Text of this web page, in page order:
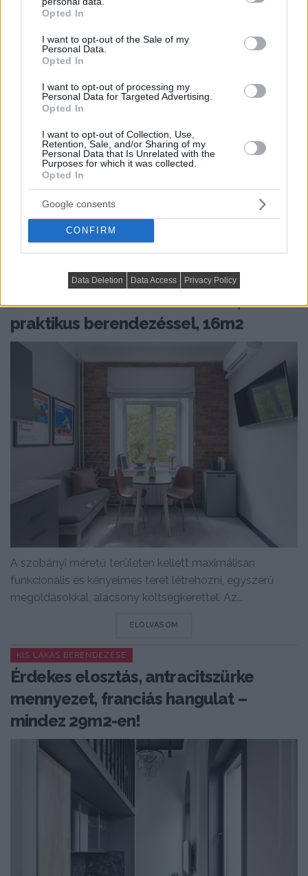
grant or deny consent to Google and its third-party tags to
use your data for below specified purposes in below Google
consent section.
Opted In
I want to opt-out of the Sale of my
Personal Data.
Opted In
I want to opt-out of processing my
Personal Data for Targeted Advertising.
Opted In
I want to opt-out of Collection, Use,
Retention, Sale, and/or Sharing of my
Personal Data that Is Unrelated with the
Purposes for which it was collected.
Opted In
Google consents
CONFIRM
Data Deletion Data Access Privacy Policy
A több mint öt méteres belmagassággal és
galériaszinttel kialakított 90m²-es lakás minden eleme
azt a célt...
KIS LAKÁS BERENDEZÉSE
Szobából önálló lakás stílusos,
praktikus berendezéssel, 16m2
A szobányi méretű területen kellett maximálisan
funkcionális és kényelmes teret létrehozni, egyszerű
megoldásokkal, alacsony költségkerettel. Az...
ELOLVASOM
KIS LAKÁS BERENDEZÉSE
Érdekes elosztás, antracitszürke
mennyezet, franciás hangulat –
mindez 29m2-en!